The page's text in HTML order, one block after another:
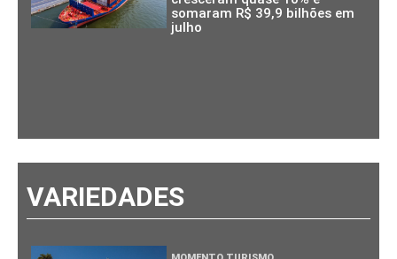
somaram R$ 39,9 bilhões em
julho
VARIEDADES